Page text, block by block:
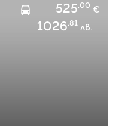
525.00 €
1026.81 лв.